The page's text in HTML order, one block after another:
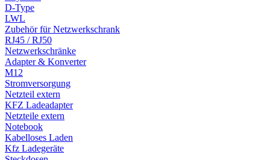
D-Type
LWL
Zubehör für Netzwerkschrank
RJ45 / RJ50
Netzwerkschränke
Adapter & Konverter
M12
Stromversorgung
Netzteil extern
KFZ Ladeadapter
Netzteile extern
Notebook
Kabelloses Laden
Kfz Ladegeräte